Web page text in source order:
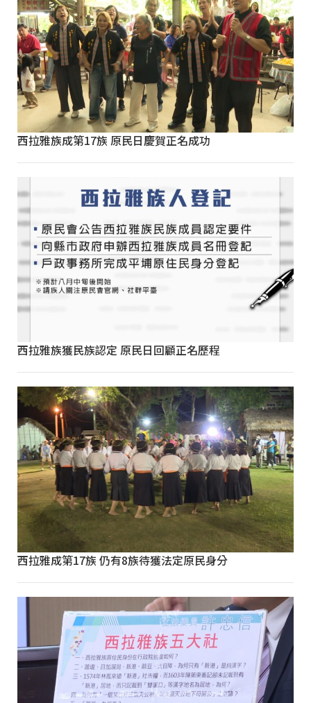
西拉雅族成第17族 原民日慶賀正名成功
西拉雅族獲民族認定 原民日回顧正名歷程
西拉雅成第17族 仍有8族待獲法定原民身分